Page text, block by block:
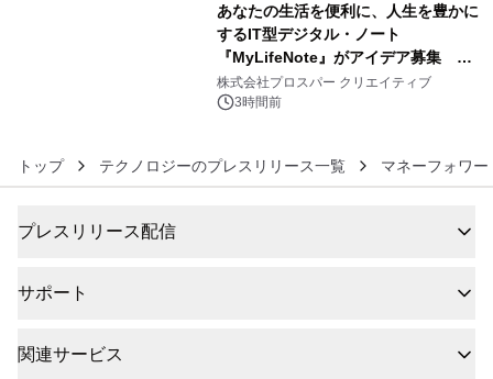
あなたの生活を便利に、人生を豊かに
するIT型デジタル・ノート
『MyLifeNote』がアイデア募集 優
秀賞100名に1年間無償試用
株式会社プロスパー クリエイティブ
3時間前
トップ テクノロジーのプレスリリース一覧 マネーフォワ
プレスリリース配信
サポート
関連サービス